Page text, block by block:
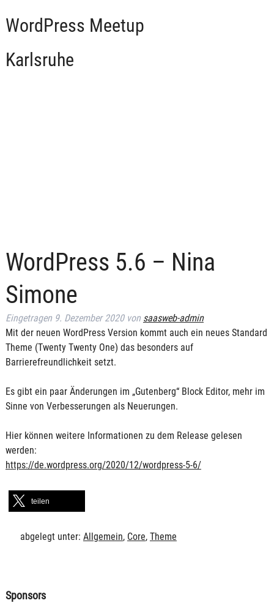
WordPress Meetup
Karlsruhe
WordPress 5.6 – Nina
Simone
Eingetragen 9. Dezember 2020 von saasweb-admin
Mit der neuen WordPress Version kommt auch ein neues Standard
Theme (Twenty Twenty One) das besonders auf
Barrierefreundlichkeit setzt.
Es gibt ein paar Änderungen im „Gutenberg“ Block Editor, mehr im
Sinne von Verbesserungen als Neuerungen.
Hier können weitere Informationen zu dem Release gelesen
werden:
https://de.wordpress.org/2020/12/wordpress-5-6/
teilen
abgelegt unter: Allgemein, Core, Theme
Sponsors